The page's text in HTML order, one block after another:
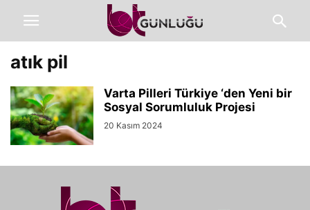
atık pil
Varta Pilleri Türkiye ‘den Yeni bir
Sosyal Sorumluluk Projesi
20 Kasım 2024